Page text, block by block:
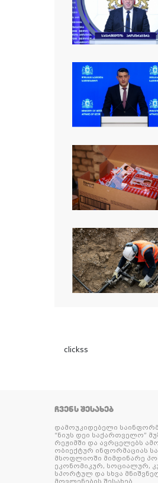
clickss
ᲩᲕᲔᲜᲡ ᲨᲔᲡᲐᲮᲔᲑ
დამოუკიდებელი
“ნიუს დეი საქართველო”
რეჟიმში და ავრცელებს
ობიექტურ ინფორმაციას
მსოფლიოში მიმდინარე
ეკონომიკურ, სოციალურ,
სპორტულ და სხვა
მოვლენების შესახებ.